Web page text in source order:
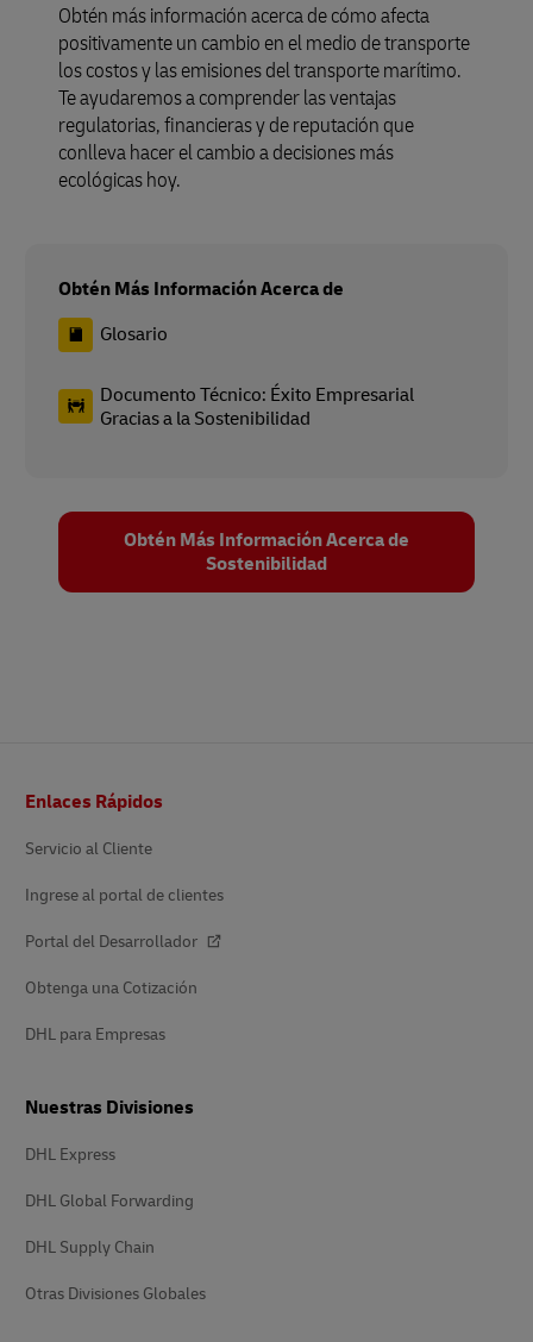
Obtén más información acerca de cómo afecta
positivamente un cambio en el medio de transporte
los costos y las emisiones del transporte marítimo.
Te ayudaremos a comprender las ventajas
regulatorias, financieras y de reputación que
conlleva hacer el cambio a decisiones más
ecológicas hoy.
Obtén Más Información Acerca de
Glosario
Documento Técnico: Éxito Empresarial
Gracias a la Sostenibilidad
Obtén Más Información Acerca de
Sostenibilidad
de
Enlaces Rápidos
Servicio al Cliente
Ingrese al portal de clientes
Portal del Desarrollador
Obtenga una Cotización
DHL para Empresas
Nuestras Divisiones
DHL Express
DHL Global Forwarding
DHL Supply Chain
Otras Divisiones Globales